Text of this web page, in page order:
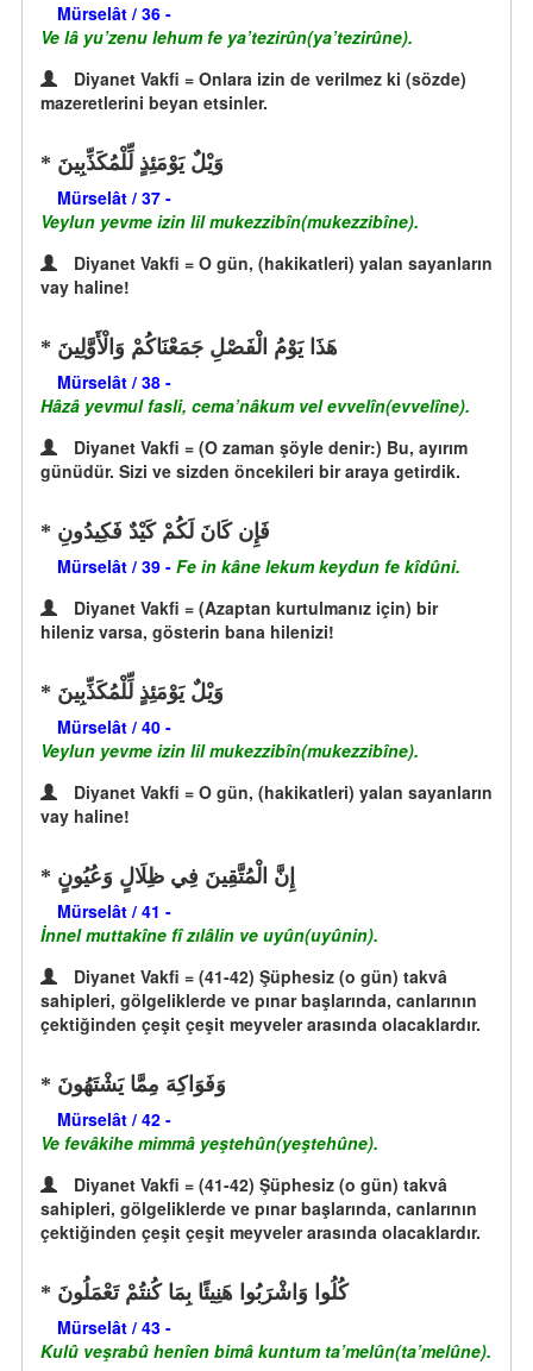
Mürselât / 36 -
Ve lâ yu’zenu lehum fe ya’tezirûn(ya’tezirûne).
Diyanet Vakfi = Onlara izin de verilmez ki (sözde)
mazeretlerini beyan etsinler.
وَيْلٌ يَوْمَئِذٍ لِّلْمُكَذِّبِينَ
Mürselât / 37 -
Veylun yevme izin lil mukezzibîn(mukezzibîne).
Diyanet Vakfi = O gün, (hakikatleri) yalan sayanların
vay haline!
هَذَا يَوْمُ الْفَصْلِ جَمَعْنَاكُمْ وَالْأَوَّلِينَ
Mürselât / 38 -
Hâzâ yevmul fasli, cema’nâkum vel evvelîn(evvelîne).
Diyanet Vakfi = (O zaman şöyle denir:) Bu, ayırım
günüdür. Sizi ve sizden öncekileri bir araya getirdik.
فَإِن كَانَ لَكُمْ كَيْدٌ فَكِيدُونِ
Mürselât / 39 - Fe in kâne lekum keydun fe kîdûni.
Diyanet Vakfi = (Azaptan kurtulmanız için) bir
hileniz varsa, gösterin bana hilenizi!
وَيْلٌ يَوْمَئِذٍ لِّلْمُكَذِّبِينَ
Mürselât / 40 -
Veylun yevme izin lil mukezzibîn(mukezzibîne).
Diyanet Vakfi = O gün, (hakikatleri) yalan sayanların
vay haline!
إِنَّ الْمُتَّقِينَ فِي ظِلَالٍ وَعُيُونٍ
Mürselât / 41 -
İnnel muttakîne fî zılâlin ve uyûn(uyûnin).
Diyanet Vakfi = (41-42) Şüphesiz (o gün) takvâ
sahipleri, gölgeliklerde ve pınar başlarında, canlarının
çektiğinden çeşit çeşit meyveler arasında olacaklardır.
وَفَوَاكِهَ مِمَّا يَشْتَهُونَ
Mürselât / 42 -
Ve fevâkihe mimmâ yeştehûn(yeştehûne).
Diyanet Vakfi = (41-42) Şüphesiz (o gün) takvâ
sahipleri, gölgeliklerde ve pınar başlarında, canlarının
çektiğinden çeşit çeşit meyveler arasında olacaklardır.
كُلُوا وَاشْرَبُوا هَنِيئًا بِمَا كُنتُمْ تَعْمَلُونَ
Mürselât / 43 -
Kulû veşrabû henîen bimâ kuntum ta’melûn(ta’melûne).